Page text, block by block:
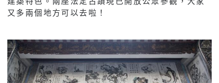
又多兩個地方可以去啦！